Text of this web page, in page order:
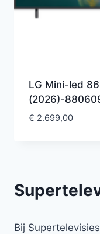
LG Mini-led
(2026)-
€ 2.699,00
Bij